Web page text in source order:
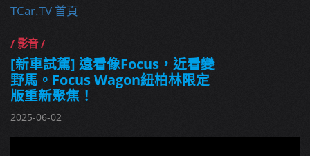
TCar.TV 首頁
/ 影音 /
[新車試駕] 遠看像Focus，近看變
野馬。Focus Wagon紐柏林限定
版重新聚焦！
2025-06-02